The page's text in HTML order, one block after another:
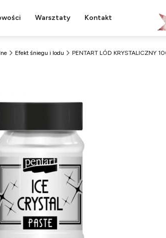
Warsztaty Kontakt
Efekt śniegu i lodu PENTART LÓD KRYSTALICZNY